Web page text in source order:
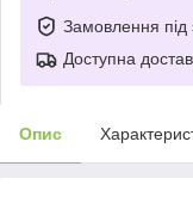
Замовлення під
Доступна
Опис